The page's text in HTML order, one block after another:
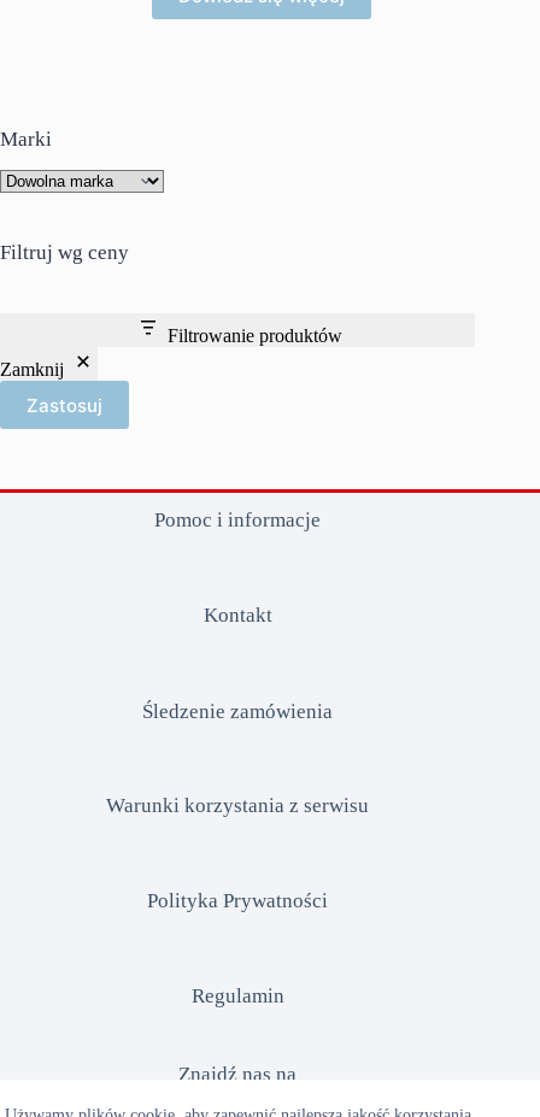
Marki
Filtruj wg ceny
Filtrowanie produktów
Zamknij
Zastosuj
Pomoc i informacje
Kontakt
Śledzenie zamówienia
Warunki korzystania z serwisu
Polityka Prywatności
Regulamin
Znajdź nas na